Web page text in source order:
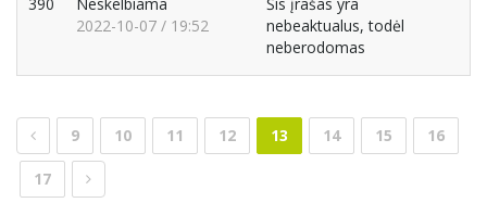
390
Neskelbiama
2022-10-07 / 19:52
Šis įrašas yra
nebeaktualus, todėl
neberodomas
9 10 11 12 13 14 15 16
17